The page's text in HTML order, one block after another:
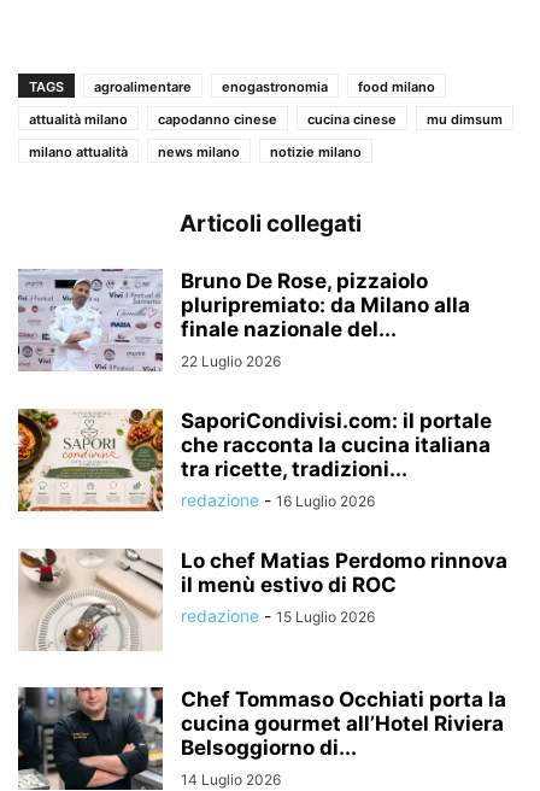
TAGS agroalimentare enogastronomia
food milano
attualità milano
capodanno cinese cucina cinese
mu dimsum
milano attualità
news milano notizie milano
Articoli collegati
Bruno De Rose, pizzaiolo
pluripremiato: da Milano alla
finale nazionale del...
22 Luglio 2026
SaporiCondivisi.com: il portale
che racconta la cucina italiana
tra ricette, tradizioni...
redazione - 16 Luglio 2026
Lo chef Matias Perdomo rinnova
il menù estivo di ROC
redazione - 15 Luglio 2026
Chef Tommaso Occhiati porta la
cucina gourmet all’Hotel Riviera
Belsoggiorno di...
14 Luglio 2026